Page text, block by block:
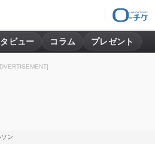
ビュー コラム プレゼント
ン